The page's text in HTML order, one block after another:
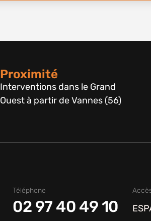
Proximité
Interventions dans le Grand
Ouest à partir de Vannes (56)
Téléphone
02 97 40 49 10